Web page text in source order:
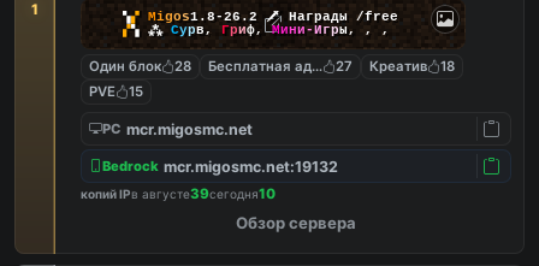
1 ▚▞ Migos1.8-26.2🗡 Награды /free
▞▚ ⁂ Сурв, Гриф,Мини-Игры, , ,
Один блок 28 Бесплатная админка
27 Креатив
18
PVE
15
PC mcr.migosmc.net
Bedrock mcr.migosmc.net:19132
копий IPв августе39сегодня10
Обзор сервера